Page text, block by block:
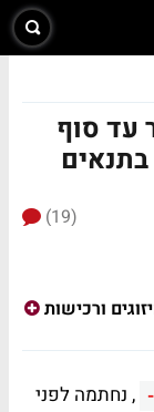
עד סוף
(19)
ורכישות
, נחתמה לפני